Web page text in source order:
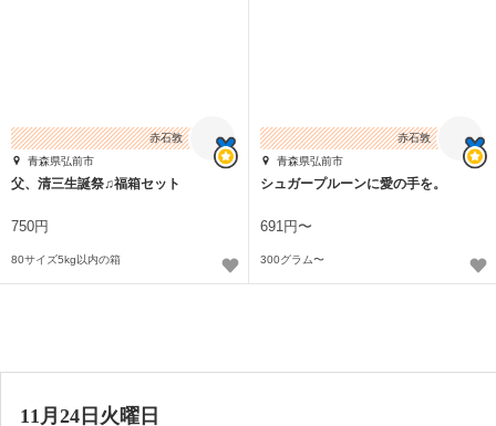
赤石敦
青森県弘前市
父、清三生誕祭♫福箱セット
750円
80サイズ5kg以内の箱
赤石敦
青森県弘前市
シュガープルーンに愛の手を。
691円〜
300グラム〜
11月24日火曜日